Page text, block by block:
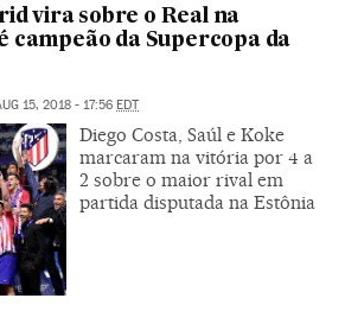
vira sobre o Real na
campeão da Supercopa da
15, 2018 - 17:56 EDT
Diego Costa, Saúl e Koke
marcaram na vitória por 4 a
2 sobre o maior rival em
partida disputada na Estônia